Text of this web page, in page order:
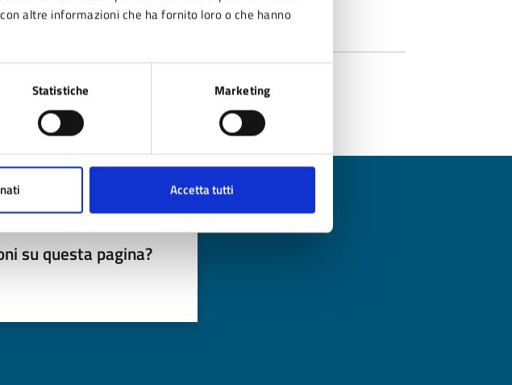
altre informazioni che ha fornito loro o che hanno
Statistiche Marketing
Accetta tutti
su questa pagina?